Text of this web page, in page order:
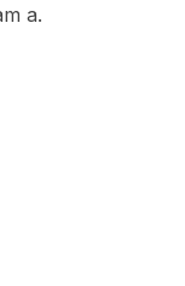
a.